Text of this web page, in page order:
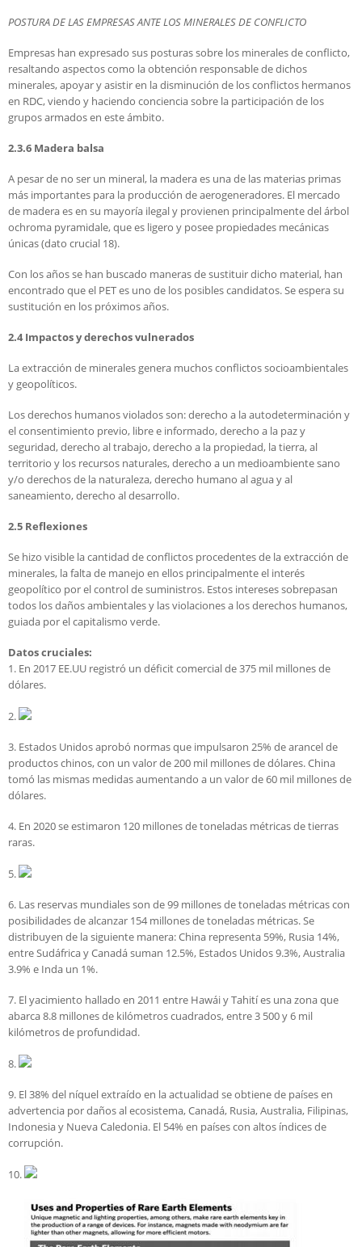
POSTURA DE LAS EMPRESAS ANTE LOS MINERALES DE CONFLICTO
Empresas han expresado sus posturas sobre los minerales de conflicto,
resaltando aspectos como la obtención responsable de dichos
minerales, apoyar y asistir en la disminución de los conflictos hermanos
en RDC, viendo y haciendo conciencia sobre la participación de los
grupos armados en este ámbito.
2.3.6 Madera balsa
A pesar de no ser un mineral, la madera es una de las materias primas
más importantes para la producción de aerogeneradores. El mercado
de madera es en su mayoría ilegal y provienen principalmente del árbol
ochroma pyramidale, que es ligero y posee propiedades mecánicas
únicas (dato crucial 18).
Con los años se han buscado maneras de sustituir dicho material, han
encontrado que el PET es uno de los posibles candidatos. Se espera su
sustitución en los próximos años.
2.4 Impactos y derechos vulnerados
La extracción de minerales genera muchos conflictos socioambientales
y geopolíticos.
Los derechos humanos violados son: derecho a la autodeterminación y
el consentimiento previo, libre e informado, derecho a la paz y
seguridad, derecho al trabajo, derecho a la propiedad, la tierra, al
territorio y los recursos naturales, derecho a un medioambiente sano
y/o derechos de la naturaleza, derecho humano al agua y al
saneamiento, derecho al desarrollo.
2.5 Reflexiones
Se hizo visible la cantidad de conflictos procedentes de la extracción de
minerales, la falta de manejo en ellos principalmente el interés
geopolítico por el control de suministros. Estos intereses sobrepasan
todos los daños ambientales y las violaciones a los derechos humanos,
guiada por el capitalismo verde.
Datos cruciales:
1. En 2017 EE.UU registró un déficit comercial de 375 mil millones de
dólares.
2.
3. Estados Unidos aprobó normas que impulsaron 25% de arancel de
productos chinos, con un valor de 200 mil millones de dólares. China
tomó las mismas medidas aumentando a un valor de 60 mil millones de
dólares.
4. En 2020 se estimaron 120 millones de toneladas métricas de tierras
raras.
5.
6. Las reservas mundiales son de 99 millones de toneladas métricas con
posibilidades de alcanzar 154 millones de toneladas métricas. Se
distribuyen de la siguiente manera: China representa 59%, Rusia 14%,
entre Sudáfrica y Canadá suman 12.5%, Estados Unidos 9.3%, Australia
3.9% e Inda un 1%.
7. El yacimiento hallado en 2011 entre Hawái y Tahití es una zona que
abarca 8.8 millones de kilómetros cuadrados, entre 3 500 y 6 mil
kilómetros de profundidad.
8.
9. El 38% del níquel extraído en la actualidad se obtiene de países en
advertencia por daños al ecosistema, Canadá, Rusia, Australia, Filipinas,
Indonesia y Nueva Caledonia. El 54% en países con altos índices de
corrupción.
10.